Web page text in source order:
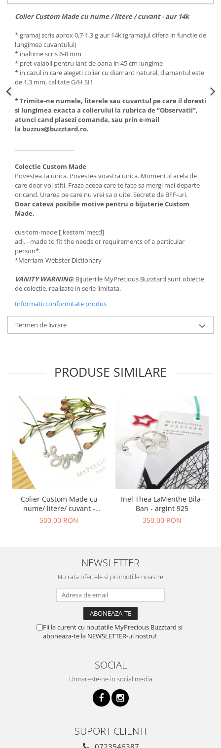
Colier Custom Made cu nume / litere / cuvant - aur 14k
* gramaj scris aprox 0,7-1,3 g aur 14k (gramajul difera in functie de
lungimea cuvantului)
* inaltime scris 6-8 mm
* pret valabil pentru lant de pana in 45 cm lungime
* in cazul in care alegeti colier cu diamant natural, diamantul este
de 1,3 mm, calitate G/H SI1
* Trimite-ne numele, literele sau cuvantul pe care il doresti
si lungimea exacta a colierului la rubrica de “Observatii”,
atunci cand plasezi comanda, sau prin e-mail
la buzzus@buzztard.ro.
Colectie Custom Made
Povestea ta unica. Povestea voastra unica. Momentul acela de
care doar voi stiti. Fraza aceea care te face sa mergi mai departe
oricand. Urarea pe care nu vrei sa o uite. Secrete de BFF-uri.
Doar cateva posibile motive pentru o bijuterie Custom
Made.
cus·tom-made [ˌkəstəmˈmeɪd]
adj. - made to fit the needs or requirements of a particular
person*.
*Merriam-Webster Dictionary
VANITY WARNING: Bijuteriile MyPrecious Buzztard sunt obiecte
de colectie, realizate in serie limitata.
Informatii conformitate produs
Termen de livrare
PRODUSE SIMILARE
Colier Custom Made cu
nume/ litere/ cuvant -
argint 925
500,00 RON
Inel Thea LaMenthe Bila-
Ban - argint 925
350,00 RON
NEWSLETTER
Nu rata ofertele si promotiile noastre
Fii la curent cu noutatile MyPrecious Buzztard si
aboneaza-te la NEWSLETTER-ul nostru!
SOCIAL
Urmareste-ne in social media
SUPORT CLIENTI